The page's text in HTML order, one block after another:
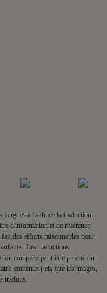
langues à l'aide de la traduction
d'information et de référence
des efforts raisonnables pour
Les traductions
complète peut être perdue ou
contenus (tels que les images,
traduits.